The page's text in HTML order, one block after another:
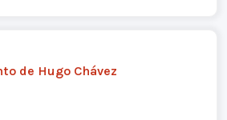
de Hugo Chávez